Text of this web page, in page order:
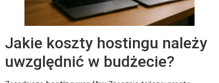
Jakie koszty hostingu należy
uwzględnić w budżecie?